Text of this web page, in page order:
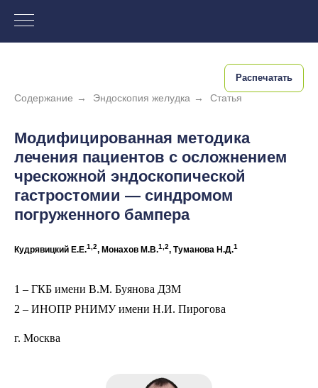
Распечатать
Содержание → Эндоскопия желудка → Статья
Модифицированная методика
лечения пациентов с осложнением
чрескожной эндоскопической
гастростомии — синдромом
погруженного бампера
Кудрявицкий Е.Е.1,2, Монахов М.В.1,2, Туманова Н.Д.1
1 – ГКБ имени В.М. Буянова ДЗМ
2 – ИНОПР РНИМУ имени Н.И. Пирогова
г. Москва